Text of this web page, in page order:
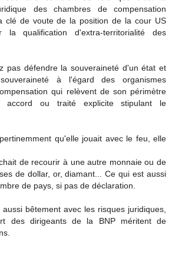
des chambres de compensation
clé de voute de la position de la cour US
la qualification d'extra-territorialité des
pas défendre la souveraineté d'un état et
à l'égard des organismes
qui relèvent de son périmètre
accord ou traité explicite stipulant le
qu'elle jouait avec le feu, elle
de recourir à une autre monnaie ou de
de dollar, or, diamant... Ce qui est aussi
de pays, si pas de déclaration.
bêtement avec les risques juridiques,
des dirigeants de la BNP méritent de